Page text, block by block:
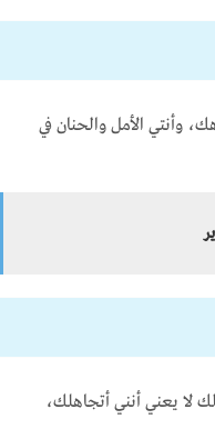
وأنتي الأمل والحنان في
لا يعني أنني أتجاهلك،